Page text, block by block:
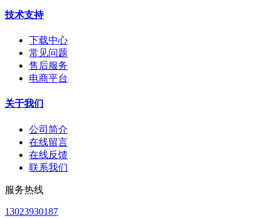
技术支持
下载中心
常见问题
售后服务
电商平台
关于我们
公司简介
在线留言
在线反馈
联系我们
服务热线
13023930187